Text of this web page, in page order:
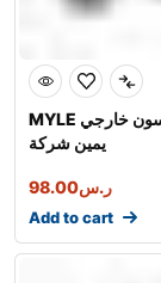
MYLE ذراع دركسون خارجي
يمين شركة
ر.س98.00
Add to cart